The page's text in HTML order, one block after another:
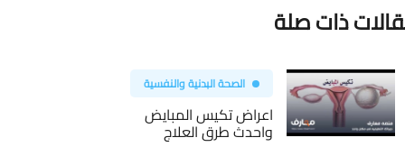
ذات صلة
الصحة البدنية والنفسية
اعراض تكيس المبايض
واحدث طرق العلاج